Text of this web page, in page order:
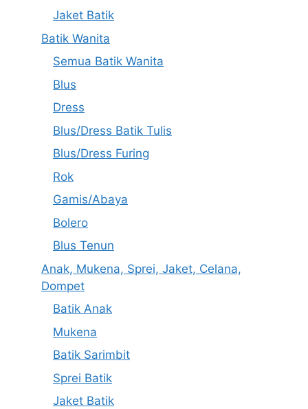
Jaket Batik
Batik Wanita
Semua Batik Wanita
Blus
Dress
Blus/Dress Batik Tulis
Blus/Dress Furing
Rok
Gamis/Abaya
Bolero
Blus Tenun
Anak, Mukena, Sprei, Jaket, Celana,
Dompet
Batik Anak
Mukena
Batik Sarimbit
Sprei Batik
Jaket Batik